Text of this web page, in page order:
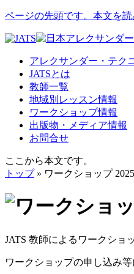
ページの先頭です。本文を
アレクサンダー・テク
JATSとは
教師一覧
地域別レッスン情報
ワークショップ情報
出版物・メディア情報
お問合せ
ここから本文です。
トップ» ワークショップ
JATS 教師によるワークショ
ワークショップの申し込み